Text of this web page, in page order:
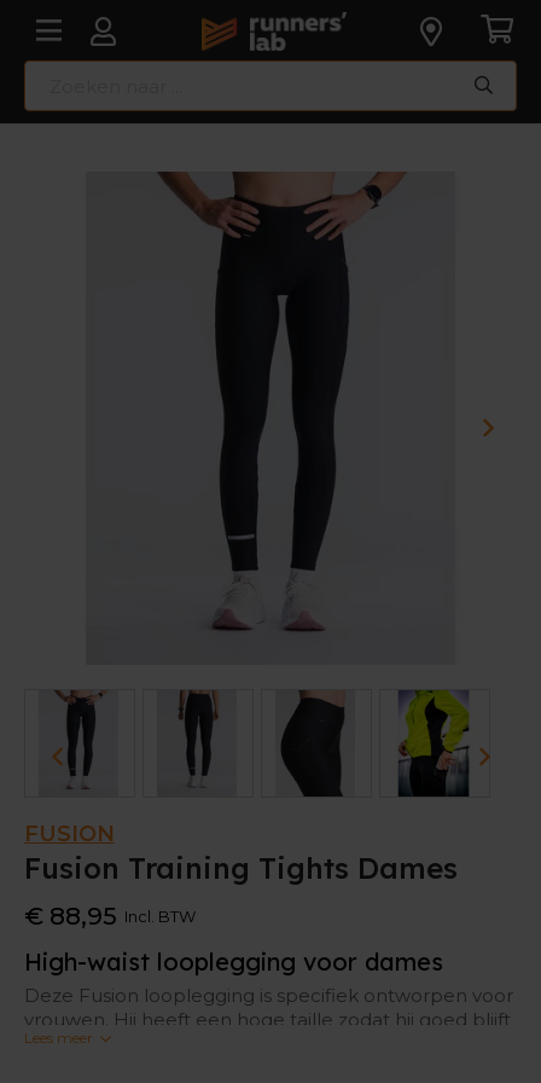
FUSION
Fusion Training Tights Dames
€ 88,95 Incl. BTW
High-waist looplegging voor dames
Deze Fusion looplegging is specifiek ontworpen voor
vrouwen. Hij heeft een hoge taille zodat hij goed blijft
zitten tijdens het sporten. Het materiaal is bovendien
Lees meer